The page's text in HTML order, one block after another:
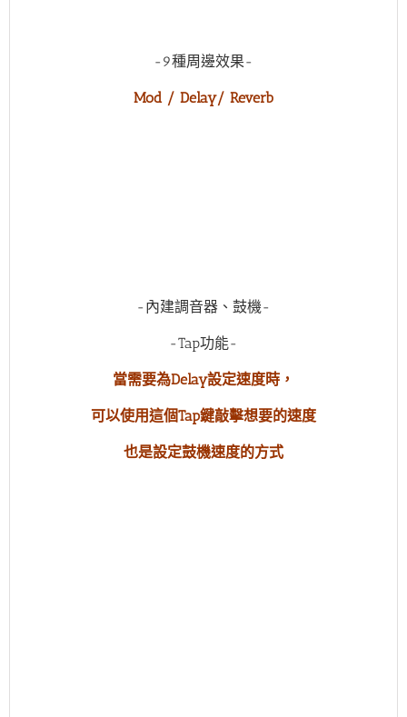
-9種周邊效果-
Mod / Delay/ Reverb
-內建調音器、鼓機-
-Tap功能-
當需要為Delay設定速度時，
可以使用這個Tap鍵敲擊想要的速度
也是設定鼓機速度的方式